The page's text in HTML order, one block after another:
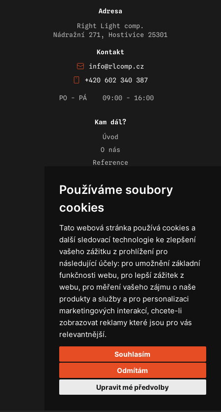
Používáme soubory
cookies
Tato webová stránka používá cookies a
další sledovací technologie ke zlepšení
vašeho zážitku z prohlížení pro
následující účely: pro umožnění základní
funkčnosti webu, pro lepší zážitek z
webu, pro měření vašeho zájmu o naše
produkty a služby a pro personalizaci
marketingových interakcí, chcete-li
zobrazovat reklamy které jsou pro vás
relevantnější.
Souhlasím
Odmítám
Upravit mé předvolby
Adresa
Right Light comp.
Nádražní 271, Hostivice 25301
Kontakt
info@rlcomp.cz
+420 602 340 387
PO - PÁ 09:00 - 16:00
Kam dál?
Úvod
O nás
Reference
Kontakt
Obchodní podmínky
Zásady ochrany osobních údajů
Technika
Světla
Příslušenství ke světlům
Osvětlovací technika GRIP
Baterie
Stativy
Ostatní
Rozvaděče a kabely
Spotřební materiál
Z75 MISC. (RŮZNÉ) Accessories